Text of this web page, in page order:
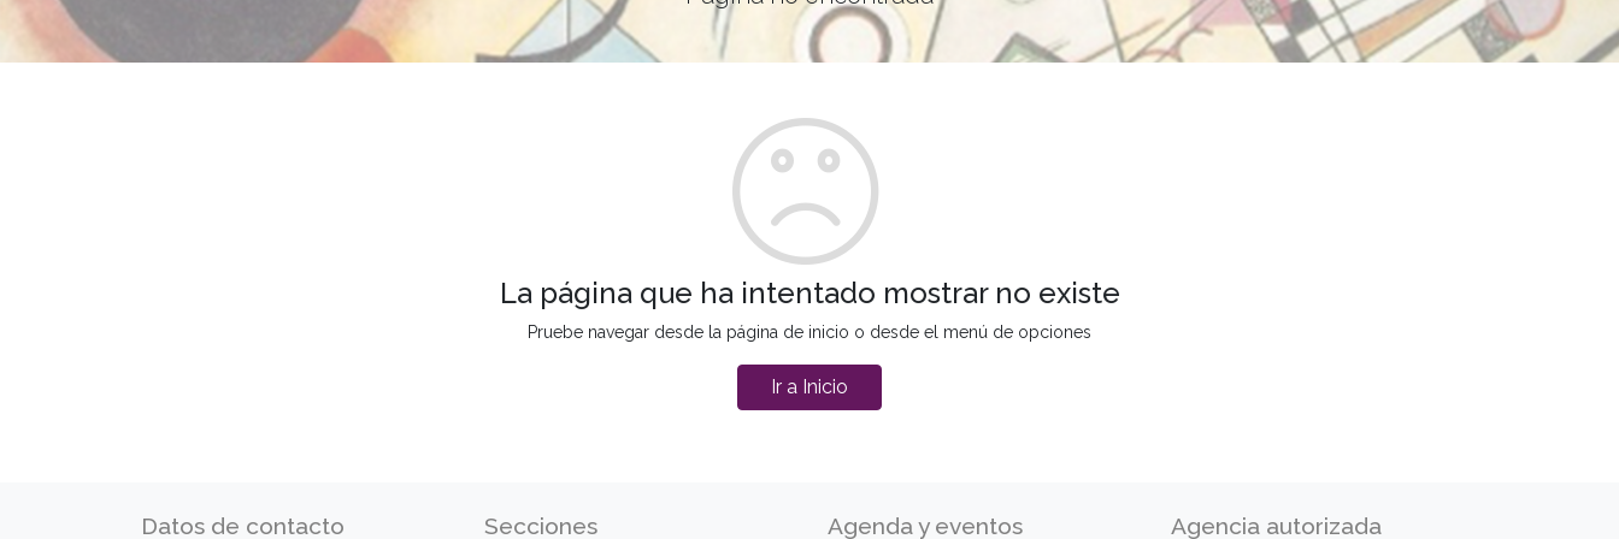
La página que ha intentado mostrar no existe
Pruebe navegar desde la página de inicio o desde el menú de opciones
Ir a Inicio
Datos de contacto Secciones Agenda y eventos Agencia autorizada